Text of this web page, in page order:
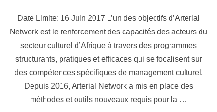
Date Limite: 16 Juin 2017 L’un des objectifs d’Arterial
Network est le renforcement des capacités des acteurs du
secteur culturel d’Afrique à travers des programmes
structurants, pratiques et efficaces qui se focalisent sur
des compétences spécifiques de management culturel.
Depuis 2016, Arterial Network a mis en place des
méthodes et outils nouveaux requis pour la …